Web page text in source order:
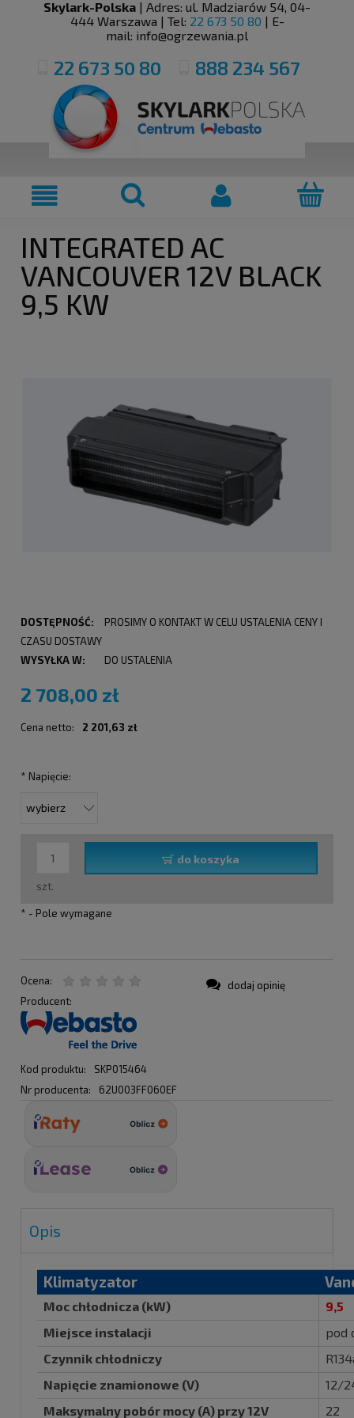
Skylark-Polska | Adres: ul. Madziarów 54, 04-
444 Warszawa | Tel: 22 673 50 80 | E-
mail: info@ogrzewania.pl
22 673 50 80 888 234 567
INTEGRATED AC
VANCOUVER 12V BLACK
9,5 KW
DOSTĘPNOŚĆ:
PROSIMY O KONTAKT W CELU USTALENIA CENY I
CZASU DOSTAWY
WYSYŁKA W:
DO USTALENIA
2 708,00 zł
Cena netto: 2 201,63 zł
* Napięcie:
szt.
do koszyka
* - Pole wymagane
Ocena:
Producent:
Kod produktu:
SKP015464
Nr producenta:
62U003FF060EF
dodaj opinię
Opis
Klimatyzator
Moc chłodnicza (kW)
9,5
Miejsce instalacji
pod
Czynnik chłodniczy
Napięcie znamionowe (V)
12/
Maksymalny pobór mocy (A) przy 12V
22